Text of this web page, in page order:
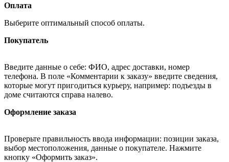
Оплата
Выберите оптимальный способ оплаты.
Покупатель
Введите данные о себе: ФИО, адрес доставки, номер
телефона. В поле «Комментарии к заказу» введите сведения,
которые могут пригодиться курьеру, например: подъезды в
доме считаются справа налево.
Оформление заказа
Проверьте правильность ввода информации: позиции заказа,
выбор местоположения, данные о покупателе. Нажмите
кнопку «Оформить заказ».